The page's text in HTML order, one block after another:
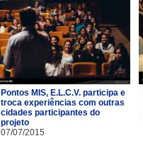
Pontos MIS, E.L.C.V. participa e
troca experiências com outras
cidades participantes do
projeto
07/07/2015